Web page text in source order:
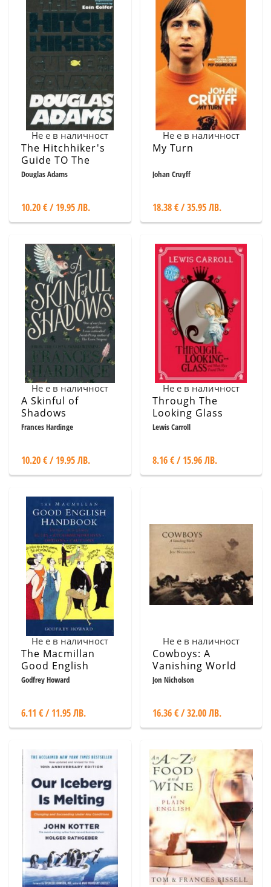
Не е в наличност
The Hitchhiker's
Guide TO The
Galaxy
Douglas Adams
10.20 € / 19.95 ЛВ.
Не е в наличност
My Turn
Johan Cruyff
18.38 € / 35.95 ЛВ.
Не е в наличност
A Skinful of
Shadows
Frances Hardinge
10.20 € / 19.95 ЛВ.
Не е в наличност
Through The
Looking Glass
Lewis Carroll
8.16 € / 15.96 ЛВ.
Не е в наличност
The Macmillan
Good English
Handbook
Godfrey Howard
6.11 € / 11.95 ЛВ.
Не е в наличност
Cowboys: A
Vanishing World
%%%
Jon Nicholson
16.36 € / 32.00 ЛВ.